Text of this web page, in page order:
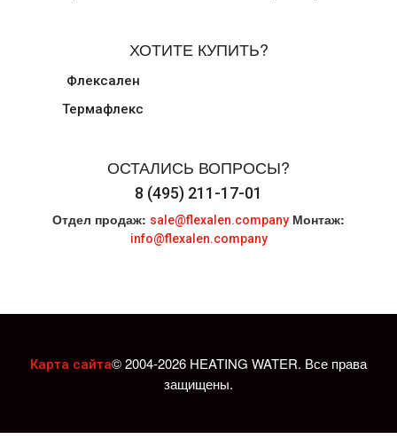
ХОТИТЕ КУПИТЬ?
Флексален
Термафлекс
ОСТАЛИСЬ ВОПРОСЫ?
8 (495) 211-17-01
Отдел продаж: sale@flexalen.company Монтаж:
info@flexalen.company
Карта сайта© 2004-2026 HEATING WATER. Все права
защищены.